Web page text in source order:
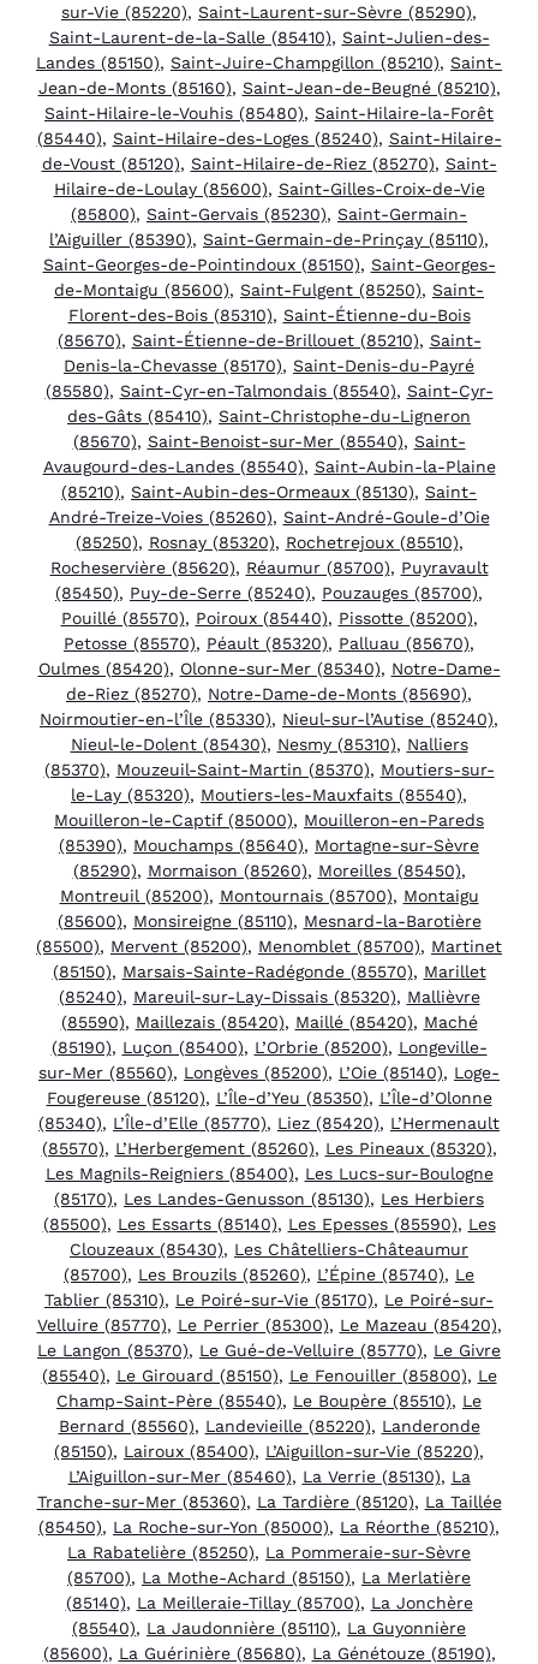
sur-Vie (85220), Saint-Laurent-sur-Sèvre (85290),
Saint-Laurent-de-la-Salle (85410), Saint-Julien-des-
Landes (85150), Saint-Juire-Champgillon (85210), Saint-
Jean-de-Monts (85160), Saint-Jean-de-Beugné (85210),
Saint-Hilaire-le-Vouhis (85480), Saint-Hilaire-la-Forêt
(85440), Saint-Hilaire-des-Loges (85240), Saint-Hilaire-
de-Voust (85120), Saint-Hilaire-de-Riez (85270), Saint-
Hilaire-de-Loulay (85600), Saint-Gilles-Croix-de-Vie
(85800), Saint-Gervais (85230), Saint-Germain-
l’Aiguiller (85390), Saint-Germain-de-Prinçay (85110),
Saint-Georges-de-Pointindoux (85150), Saint-Georges-
de-Montaigu (85600), Saint-Fulgent (85250), Saint-
Florent-des-Bois (85310), Saint-Étienne-du-Bois
(85670), Saint-Étienne-de-Brillouet (85210), Saint-
Denis-la-Chevasse (85170), Saint-Denis-du-Payré
(85580), Saint-Cyr-en-Talmondais (85540), Saint-Cyr-
des-Gâts (85410), Saint-Christophe-du-Ligneron
(85670), Saint-Benoist-sur-Mer (85540), Saint-
Avaugourd-des-Landes (85540), Saint-Aubin-la-Plaine
(85210), Saint-Aubin-des-Ormeaux (85130), Saint-
André-Treize-Voies (85260), Saint-André-Goule-d’Oie
(85250), Rosnay (85320), Rochetrejoux (85510),
Rocheservière (85620), Réaumur (85700), Puyravault
(85450), Puy-de-Serre (85240), Pouzauges (85700),
Pouillé (85570), Poiroux (85440), Pissotte (85200),
Petosse (85570), Péault (85320), Palluau (85670),
Oulmes (85420), Olonne-sur-Mer (85340), Notre-Dame-
de-Riez (85270), Notre-Dame-de-Monts (85690),
Noirmoutier-en-l’Île (85330), Nieul-sur-l’Autise (85240),
Nieul-le-Dolent (85430), Nesmy (85310), Nalliers
(85370), Mouzeuil-Saint-Martin (85370), Moutiers-sur-
le-Lay (85320), Moutiers-les-Mauxfaits (85540),
Mouilleron-le-Captif (85000), Mouilleron-en-Pareds
(85390), Mouchamps (85640), Mortagne-sur-Sèvre
(85290), Mormaison (85260), Moreilles (85450),
Montreuil (85200), Montournais (85700), Montaigu
(85600), Monsireigne (85110), Mesnard-la-Barotière
(85500), Mervent (85200), Menomblet (85700), Martinet
(85150), Marsais-Sainte-Radégonde (85570), Marillet
(85240), Mareuil-sur-Lay-Dissais (85320), Mallièvre
(85590), Maillezais (85420), Maillé (85420), Maché
(85190), Luçon (85400), L’Orbrie (85200), Longeville-
sur-Mer (85560), Longèves (85200), L’Oie (85140), Loge-
Fougereuse (85120), L’Île-d’Yeu (85350), L’Île-d’Olonne
(85340), L’Île-d’Elle (85770), Liez (85420), L’Hermenault
(85570), L’Herbergement (85260), Les Pineaux (85320),
Les Magnils-Reigniers (85400), Les Lucs-sur-Boulogne
(85170), Les Landes-Genusson (85130), Les Herbiers
(85500), Les Essarts (85140), Les Epesses (85590), Les
Clouzeaux (85430), Les Châtelliers-Châteaumur
(85700), Les Brouzils (85260), L’Épine (85740), Le
Tablier (85310), Le Poiré-sur-Vie (85170), Le Poiré-sur-
Velluire (85770), Le Perrier (85300), Le Mazeau (85420),
Le Langon (85370), Le Gué-de-Velluire (85770), Le Givre
(85540), Le Girouard (85150), Le Fenouiller (85800), Le
Champ-Saint-Père (85540), Le Boupère (85510), Le
Bernard (85560), Landevieille (85220), Landeronde
(85150), Lairoux (85400), L’Aiguillon-sur-Vie (85220),
L’Aiguillon-sur-Mer (85460), La Verrie (85130), La
Tranche-sur-Mer (85360), La Tardière (85120), La Taillée
(85450), La Roche-sur-Yon (85000), La Réorthe (85210),
La Rabatelière (85250), La Pommeraie-sur-Sèvre
(85700), La Mothe-Achard (85150), La Merlatière
(85140), La Meilleraie-Tillay (85700), La Jonchère
(85540), La Jaudonnière (85110), La Guyonnière
(85600), La Guérinière (85680), La Génétouze (85190),